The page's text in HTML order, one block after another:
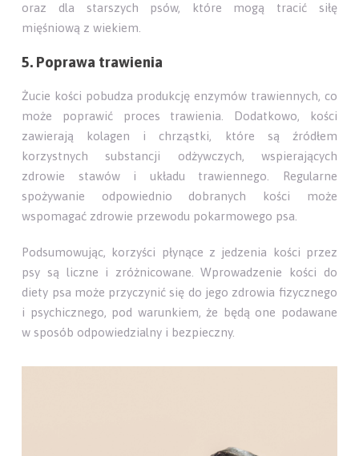
oraz dla starszych psów, które mogą tracić siłę
mięśniową z wiekiem.
5. Poprawa trawienia
Żucie kości pobudza produkcję enzymów trawiennych, co
może poprawić proces trawienia. Dodatkowo, kości
zawierają kolagen i chrząstki, które są źródłem
korzystnych substancji odżywczych, wspierających
zdrowie stawów i układu trawiennego. Regularne
spożywanie odpowiednio dobranych kości może
wspomagać zdrowie przewodu pokarmowego psa.
Podsumowując, korzyści płynące z jedzenia kości przez
psy są liczne i zróżnicowane. Wprowadzenie kości do
diety psa może przyczynić się do jego zdrowia fizycznego
i psychicznego, pod warunkiem, że będą one podawane
w sposób odpowiedzialny i bezpieczny.